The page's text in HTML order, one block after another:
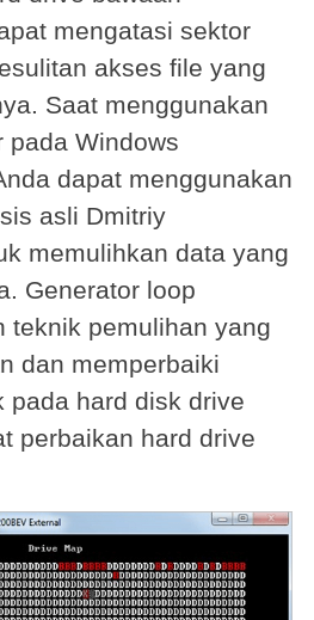
mengatasi sektor
akses file yang
Saat menggunakan
pada Windows
dapat menggunakan
asli Dmitriy
memulihkan data yang
Generator loop
teknik pemulihan yang
dan memperbaiki
pada hard disk drive
perbaikan hard drive